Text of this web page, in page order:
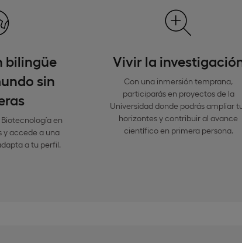
bilingüe
sin
en
y accede a una
a tu perfil.
Vivir la
Con una inmersión temprana,
participarás en proyectos de la
Universidad donde podrás ampliar
horizontes y contribuir al avance
científico en primera persona.